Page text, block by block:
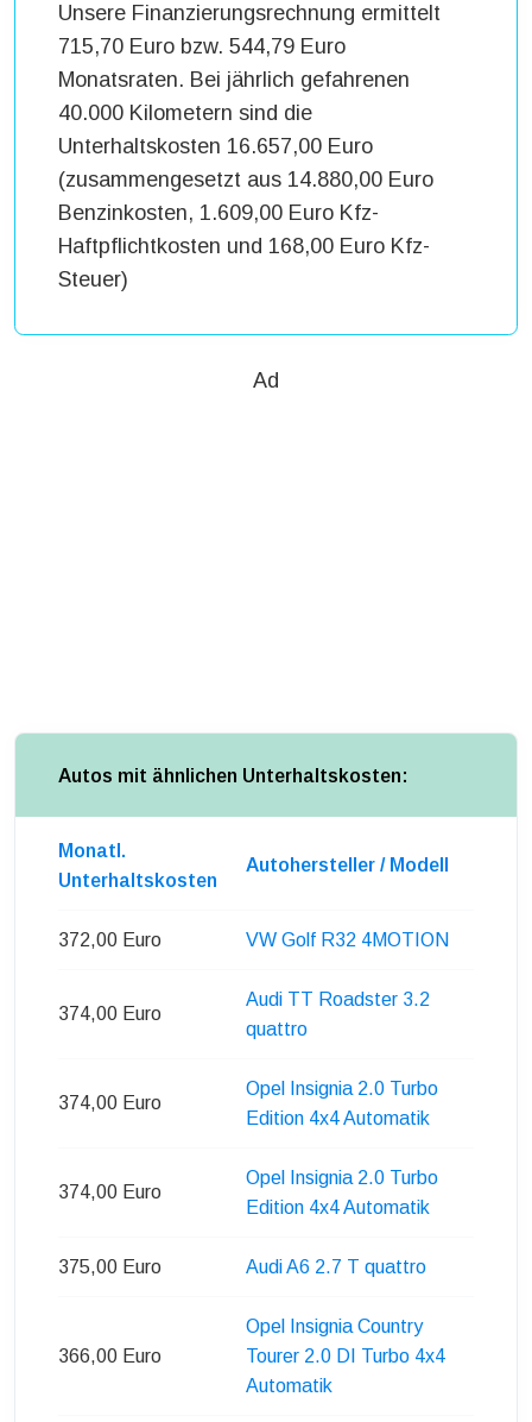
Unsere Finanzierungsrechnung ermittelt
715,70 Euro bzw. 544,79 Euro
Monatsraten. Bei jährlich gefahrenen
40.000 Kilometern sind die
Unterhaltskosten 16.657,00 Euro
(zusammengesetzt aus 14.880,00 Euro
Benzinkosten, 1.609,00 Euro Kfz-
Haftpflichtkosten und 168,00 Euro Kfz-
Steuer)
Ad
Autos mit ähnlichen Unterhaltskosten:
Monatl.
Unterhaltskosten
Autohersteller / Modell
372,00 Euro VW Golf R32 4MOTION
374,00 Euro
Audi TT Roadster 3.2
quattro
374,00 Euro
Opel Insignia 2.0 Turbo
Edition 4x4 Automatik
374,00 Euro
Opel Insignia 2.0 Turbo
Edition 4x4 Automatik
375,00 Euro Audi A6 2.7 T quattro
366,00 Euro
Opel Insignia Country
Tourer 2.0 DI Turbo 4x4
Automatik